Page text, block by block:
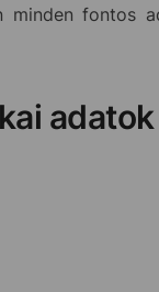
minden fontos
adatok